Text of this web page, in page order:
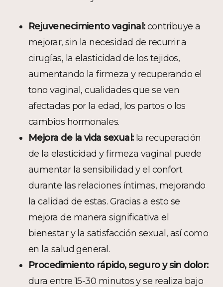
Rejuvenecimiento vaginal:contribuye a
mejorar, sin la necesidad de recurrir a
cirugías, la elasticidad de los tejidos,
aumentando la firmeza y recuperando el
tono vaginal, cualidades que se ven
afectadas por la edad, los partos o los
cambios hormonales.
Mejora de la vida sexual:la recuperación
de la elasticidad y firmeza vaginal puede
aumentar la sensibilidad y el confort
durante las relaciones íntimas, mejorando
la calidad de estas. Gracias a esto se
mejora de manera significativa el
bienestar y la satisfacción sexual, así como
en la salud general.
Procedimiento rápido, seguro y sin dolor:
dura entre 15-30 minutos y se realiza bajo